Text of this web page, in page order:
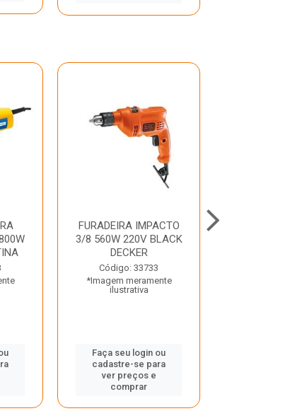
FURADEIRA IMPACTO
3/8 560W 220V BLACK
DECKER
Código: 33733
*Imagem meramente
ilustrativa
Faça seu login ou
cadastre-se para
ver preços e
comprar